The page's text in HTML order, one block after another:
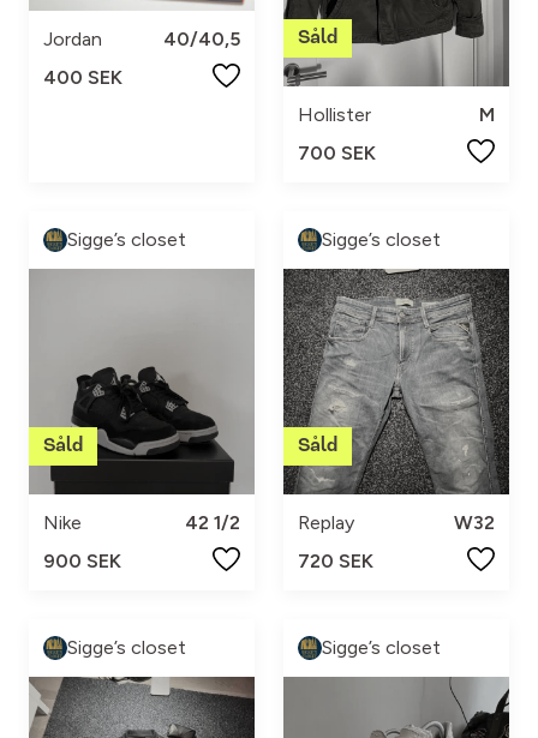
Jordan
40/40,5
400 SEK
Hollister
M
700 SEK
Sigge’s closet
Nike
42 1/2
900 SEK
Sigge’s closet
Replay
W32
720 SEK
Sigge’s closet Sigge’s closet